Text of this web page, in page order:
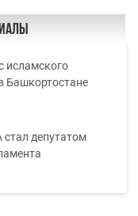
исламского
Башкортостане
депутатом